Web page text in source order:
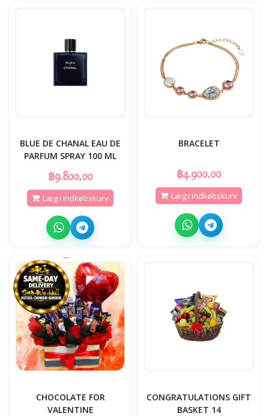
BLUE DE CHANAL EAU DE
PARFUM SPRAY 100 ML
฿9.800,00
Læg i indkøbskurv
BRACELET
฿4.900,00
Læg i indkøbskurv
CHOCOLATE FOR
VALENTINE
CONGRATULATIONS GIFT
BASKET 14